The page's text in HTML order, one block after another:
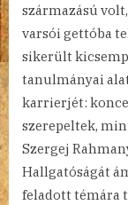
származású
varsói gettóba
sikerült
tanulmányai
karrierjét:
szerepeltek,
Szergej
Hallgatóságát
feladott témára